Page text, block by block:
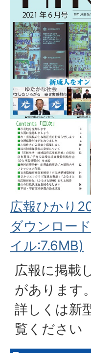
広報ひかり
ダウンロー
イル:7.6MB)
広報に掲載
があります。
詳しくは新
覧ください